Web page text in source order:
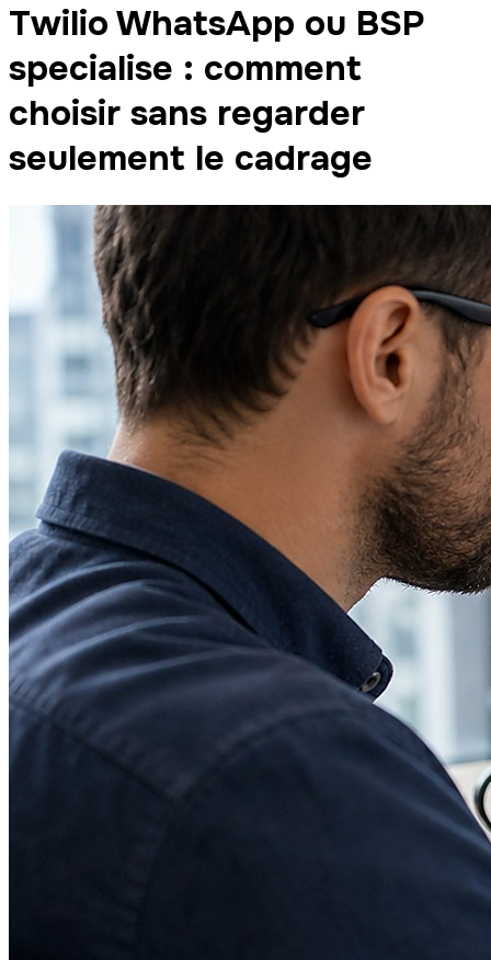
Twilio WhatsApp ou BSP
specialise : comment
choisir sans regarder
seulement le cadrage